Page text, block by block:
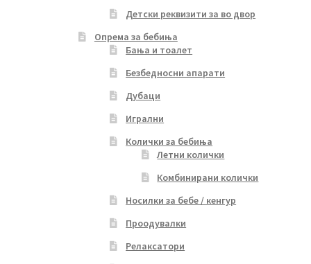
Детски реквизити за во двор
Опрема за бебиња
Бања и тоалет
Безбедносни апарати
Дубаци
Игрални
Колички за бебиња
Летни колички
Комбинирани колички
Носилки за бебе / кенгур
Проодувалки
Релаксатори